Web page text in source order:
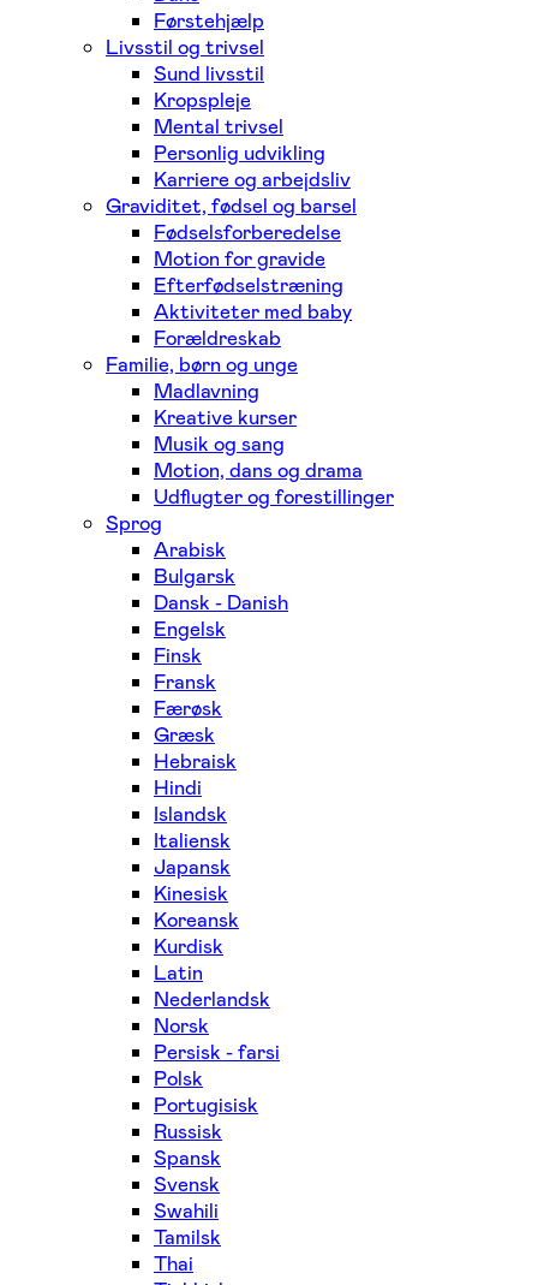
Førstehjælp
Livsstil og trivsel
Sund livsstil
Kropspleje
Mental trivsel
Personlig udvikling
Karriere og arbejdsliv
Graviditet, fødsel og barsel
Fødselsforberedelse
Motion for gravide
Efterfødselstræning
Aktiviteter med baby
Forældreskab
Familie, børn og unge
Madlavning
Kreative kurser
Musik og sang
Motion, dans og drama
Udflugter og forestillinger
Sprog
Arabisk
Bulgarsk
Dansk - Danish
Engelsk
Finsk
Fransk
Færøsk
Græsk
Hebraisk
Hindi
Islandsk
Italiensk
Japansk
Kinesisk
Koreansk
Kurdisk
Latin
Nederlandsk
Norsk
Persisk - farsi
Polsk
Portugisisk
Russisk
Spansk
Svensk
Swahili
Tamilsk
Thai